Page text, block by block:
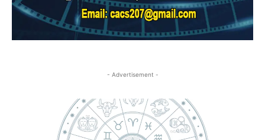
- Advertisement -